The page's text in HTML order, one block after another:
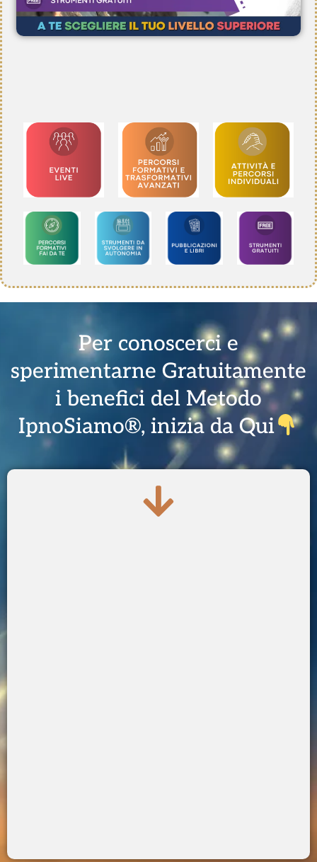
Per conoscerci e
sperimentarne Gratuitamente
i benefici del Metodo
IpnoSiamo®, inizia da Qui